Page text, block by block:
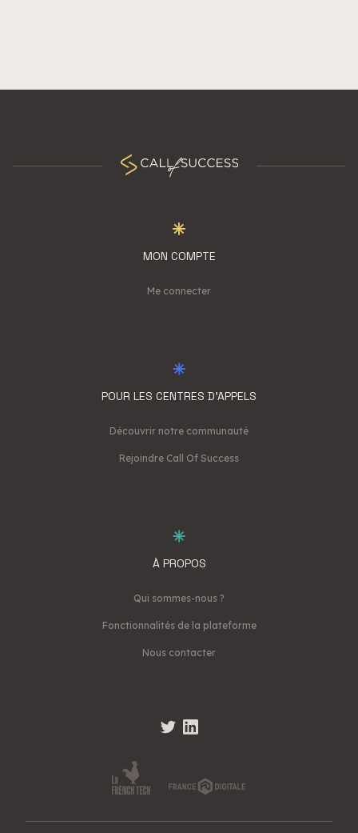
MON COMPTE
Me connecter
POUR LES CENTRES D'APPELS
Découvrir notre communauté
Rejoindre Call Of Success
À PROPOS
Qui sommes-nous ?
Fonctionnalités de la plateforme
Nous contacter